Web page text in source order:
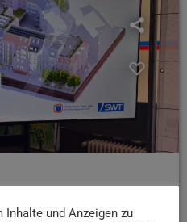
Das ist bis 2027
Inhalte und Anzeigen zu